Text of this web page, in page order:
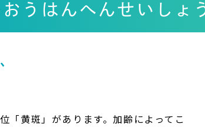
うはんへんせいしょ
「黄斑」があります。加齢によってこ